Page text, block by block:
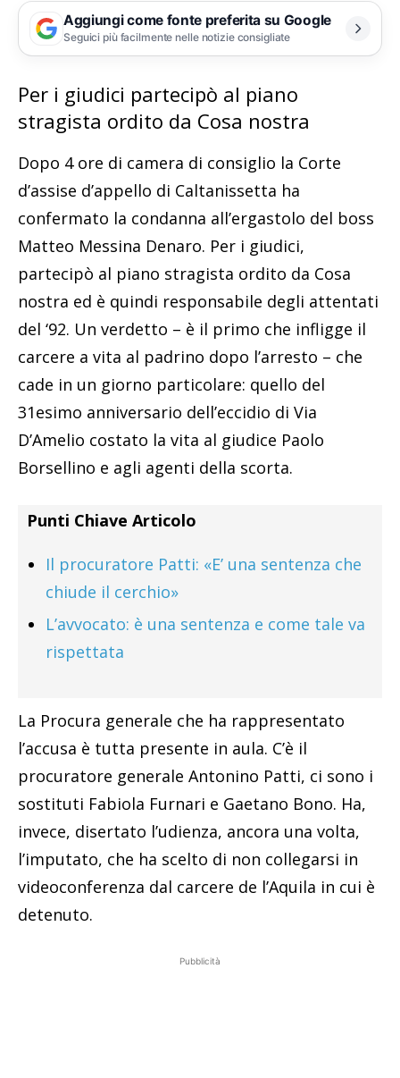
Aggiungi come fonte preferita su Google
Seguici più facilmente nelle notizie consigliate
Per i giudici partecipò al piano
stragista ordito da Cosa nostra
Dopo 4 ore di camera di consiglio la Corte
d’assise d’appello di Caltanissetta ha
confermato la condanna all’ergastolo del boss
Matteo Messina Denaro. Per i giudici,
partecipò al piano stragista ordito da Cosa
nostra ed è quindi responsabile degli attentati
del ‘92. Un verdetto – è il primo che infligge il
carcere a vita al padrino dopo l’arresto – che
cade in un giorno particolare: quello del
31esimo anniversario dell’eccidio di Via
D’Amelio costato la vita al giudice Paolo
Borsellino e agli agenti della scorta.
Punti Chiave Articolo
Il procuratore Patti: «E’ una sentenza che
chiude il cerchio»
L’avvocato: è una sentenza e come tale va
rispettata
La Procura generale che ha rappresentato
l’accusa è tutta presente in aula. C’è il
procuratore generale Antonino Patti, ci sono i
sostituti Fabiola Furnari e Gaetano Bono. Ha,
invece, disertato l’udienza, ancora una volta,
l’imputato, che ha scelto di non collegarsi in
videoconferenza dal carcere de l’Aquila in cui è
detenuto.
Pubblicità